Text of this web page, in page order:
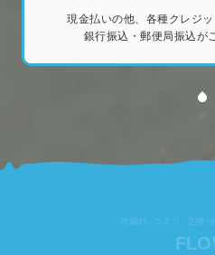
現金払いの他、各種クレジ
銀行振込・郵便局振込が
水漏れ･つまり･交換･